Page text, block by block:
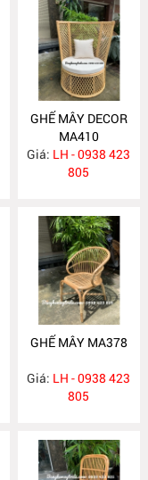
GHẾ MÂY DECOR
MA410
Giá: LH - 0938 423
805
GHẾ MÂY MA378
Giá: LH - 0938 423
805